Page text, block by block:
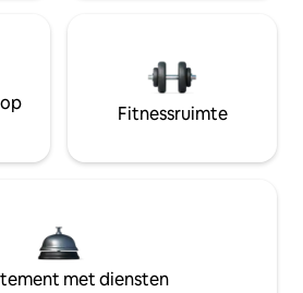
Fitnessruimte
met diensten